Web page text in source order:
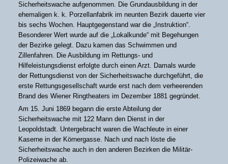
Sicherheitswache aufgenommen. Die Grundausbildung in der
ehemaligen k. k. Porzellanfabrik im neunten Bezirk dauerte vier
bis sechs Wochen. Hauptgegenstand war die „Instruktion“.
Besonderer Wert wurde auf die „Lokalkunde“ mit Begehungen
der Bezirke gelegt. Dazu kamen das Schwimmen und
Zillenfahren. Die Ausbildung im Rettungs- und
Hilfeleistungsdienst erfolgte durch einen Arzt. Damals wurde
der Rettungsdienst von der Sicherheitswache durchgeführt, die
erste Rettungsgesellschaft wurde erst nach dem verheerenden
Brand des Wiener Ringtheaters im Dezember 1881 gegründet.
Am 15. Juni 1869 begann die erste Abteilung der
Sicherheitswache mit 122 Mann den Dienst in der
Leopoldstadt. Untergebracht waren die Wachleute in einer
Kaserne in der Körnergasse. Nach und nach löste die
Sicherheitswache auch in den anderen Bezirken die Militär-
Polizeiwache ab.